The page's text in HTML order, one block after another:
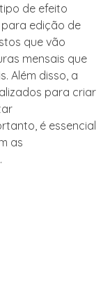
de efeito
edição de
que vão
mensais que
Além disso, a
para criar
é essencial
as